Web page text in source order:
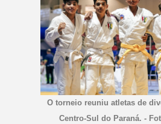
O torneio reuniu atletas de
Centro-Sul do Paraná. -